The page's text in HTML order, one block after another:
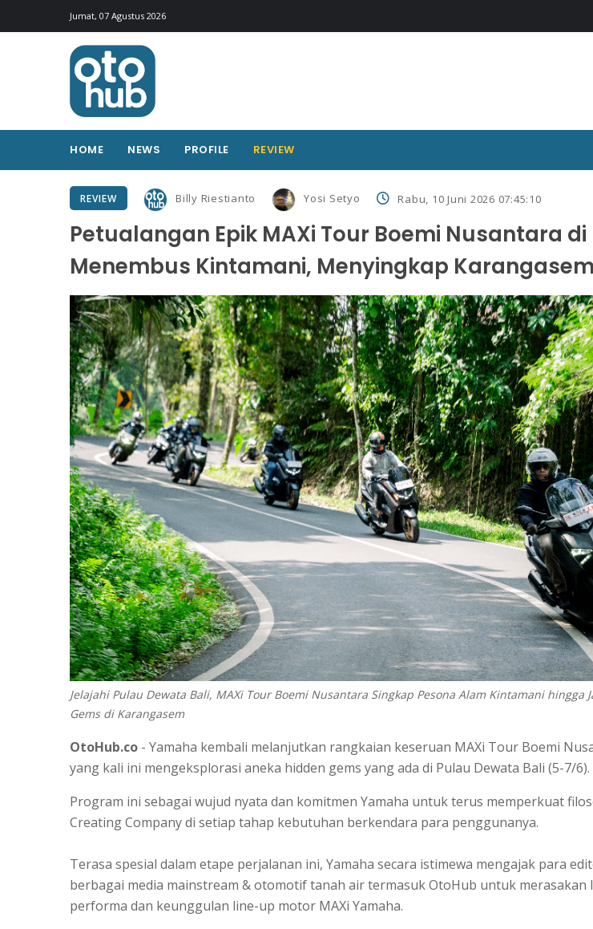
Jumat, 07 Agustus 2026
HOME NEWS PROFILE REVIEW
REVIEW Billy Riestianto Yosi Setyo Rabu, 10 Juni 2026 07:45:10
Petualangan Epik MAXi Tour Boemi Nusantara di
Menembus Kintamani, Menyingkap Karangasem
Jelajahi Pulau Dewata Bali, MAXi Tour Boemi Nusantara Singkap Pesona Alam Kintamani hingga
Gems di Karangasem
OtoHub.co - Yamaha kembali melanjutkan rangkaian keseruan MAXi Tour Boemi
yang kali ini mengeksplorasi aneka hidden gems yang ada di Pulau Dewata Bali (5-7/6).
Program ini sebagai wujud nyata dan komitmen Yamaha untuk terus memperkuat
Creating Company di setiap tahap kebutuhan berkendara para penggunanya.
Terasa spesial dalam etape perjalanan ini, Yamaha secara istimewa mengajak para
berbagai media mainstream & otomotif tanah air termasuk OtoHub untuk merasakan
performa dan keunggulan line-up motor MAXi Yamaha.